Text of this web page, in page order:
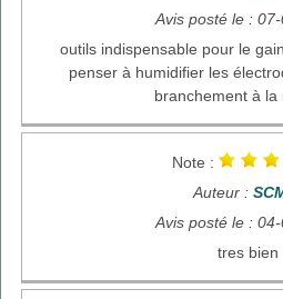
Avis posté le :
outils indispensable pour le
penser à humidifier les
branchement à la
Note :
Auteur :
Avis posté le :
tres bien